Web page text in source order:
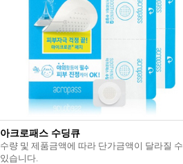
아크로패스 수딩큐
수량 및 제품금액에 따라 단가금액이 달라질 수
있습니다.